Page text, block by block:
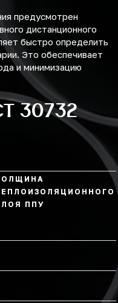
предусмотрен
дистанционного
быстро определить
Это обеспечивает
и минимизацию
30732
ППУ